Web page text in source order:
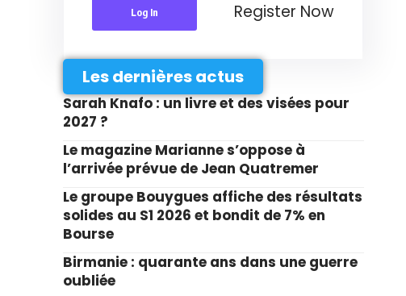
Log In Register Now
Les dernières actus
Sarah Knafo : un livre et des visées pour
2027 ?
Le magazine Marianne s’oppose à
l’arrivée prévue de Jean Quatremer
Le groupe Bouygues affiche des résultats
solides au S1 2026 et bondit de 7% en
Bourse
Birmanie : quarante ans dans une guerre
oubliée